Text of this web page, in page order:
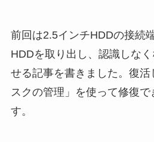
前回は2.5インチHDDの接続
HDDを取り出し、認識しな
せる記事を書きました。復活
スクの管理」を使って修復で
す。